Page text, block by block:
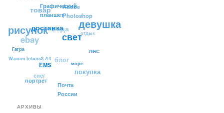
Графический
планшет
доставка
свет
девушка
Adobe
Photoshop
товар
рисунок
Гагра
EMS море
лес
отдых
вода
ebay
Wacom Intuos3 А4
портрет
Почта
России
покупка
блог
снег
АРХИВЫ